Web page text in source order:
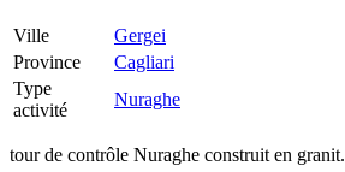
Ville
Gergei
Province
Cagliari
Type
activité
Nuraghe
tour de contrôle Nuraghe construit en granit.